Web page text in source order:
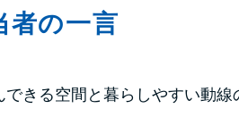
者の一言
きる空間と暮らしやすい動